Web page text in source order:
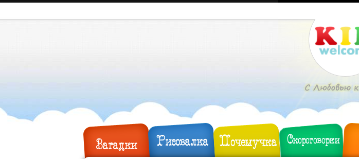
Загадки Рисовалка Почемучка Скороговорки